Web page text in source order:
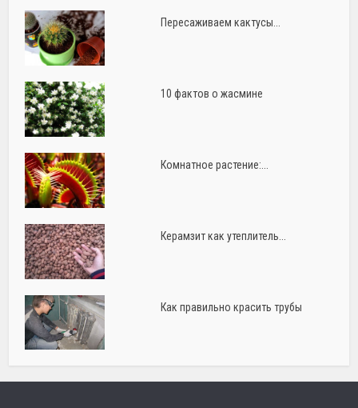
Пересаживаем кактусы...
10 фактов о жасмине
Комнатное растение:...
Керамзит как утеплитель...
Как правильно красить трубы